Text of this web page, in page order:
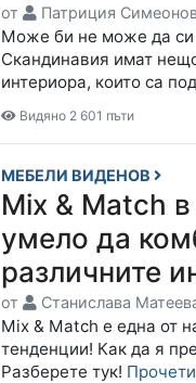
от Патриция
Може би не може да си
Скандинавия имат
интериора, които са
Видяно 2 601 пъти
МЕБЕЛИ ВИДЕНОВ
Mix & Match
умело да
различните
от Станислава
Mix & Match е една от
тенденции! Как да я
Разберете тук!